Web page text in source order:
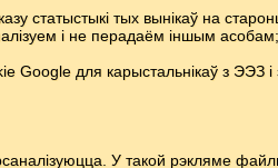
статыстыкі тых вынікаў на
і не перадаём іншым асобам;
для карыстальнікаў з ЭЭЗ
У такой рэкляме
малюнках